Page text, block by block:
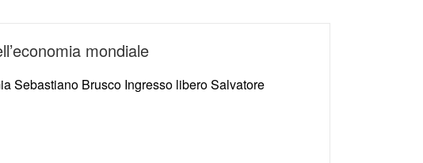
mondiale
Sebastiano Brusco Ingresso libero Salvatore